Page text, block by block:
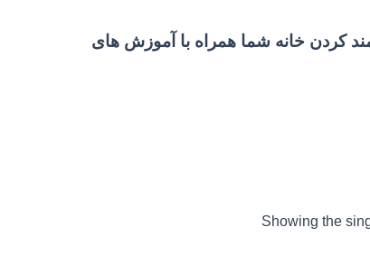
کردن خانه شما همراه با آموزش های
Showing the